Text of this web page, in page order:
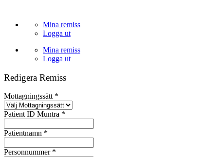
content
Mina remiss
Logga ut
Mina remiss
Logga ut
Redigera Remiss
Mottagningssätt *
Patient ID Muntra *
Patientnamn *
Personnummer *